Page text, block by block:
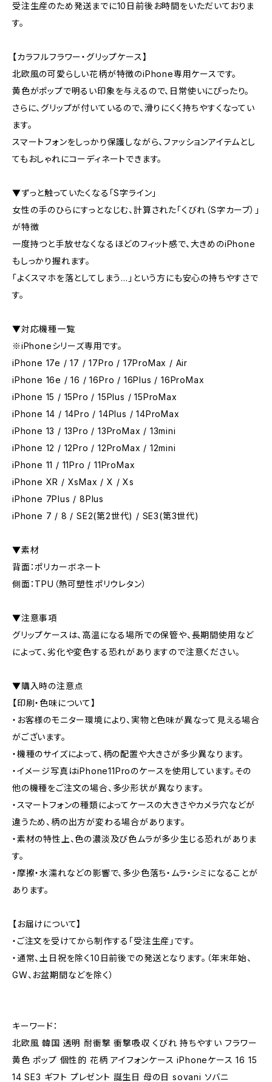
受注生産のため発送までに10日前後お時間をいただいておりま
す。
【カラフルフラワー・グリップケース】
北欧風の可愛らしい花柄が特徴のiPhone専用ケースです。
黄色がポップで明るい印象を与えるので、日常使いにぴったり。
さらに、グリップが付いているので、滑りにくく持ちやすくなってい
ます。
スマートフォンをしっかり保護しながら、ファッションアイテムとし
てもおしゃれにコーディネートできます。
▼ずっと触っていたくなる「S字ライン」
女性の手のひらにすっとなじむ、計算された「くびれ（S字カーブ）」
が特徴
一度持つと手放せなくなるほどのフィット感で、大きめのiPhone
もしっかり握れます。
「よくスマホを落としてしまう…」という方にも安心の持ちやすさで
す。
▼対応機種一覧
※iPhoneシリーズ専用です。
iPhone 17e / 17 / 17Pro / 17ProMax / Air
iPhone 16e / 16 / 16Pro / 16Plus / 16ProMax
iPhone 15 / 15Pro / 15Plus / 15ProMax
iPhone 14 / 14Pro / 14Plus / 14ProMax
iPhone 13 / 13Pro / 13ProMax / 13mini
iPhone 12 / 12Pro / 12ProMax / 12mini
iPhone 11 / 11Pro / 11ProMax
iPhone XR / XsMax / X / Xs
iPhone 7Plus / 8Plus
iPhone 7 / 8 / SE2(第2世代) / SE3(第3世代)
▼素材
背面：ポリカーボネート
側面：TPU（熱可塑性ポリウレタン）
▼注意事項
グリップケースは、高温になる場所での保管や、長期間使用など
によって、劣化や変色する恐れがありますので注意ください。
▼購入時の注意点
【印刷・色味について】
・お客様のモニター環境により、実物と色味が異なって見える場合
がございます。
・機種のサイズによって、柄の配置や大きさが多少異なります。
・イメージ写真はiPhone11Proのケースを使用しています。その
他の機種をご注文の場合、多少形状が異なります。
・スマートフォンの種類によってケースの大きさやカメラ穴などが
違うため、柄の出方が変わる場合があります。
・素材の特性上、色の濃淡及び色ムラが多少生じる恐れがありま
す。
・摩擦・水濡れなどの影響で、多少色落ち・ムラ・シミになることが
あります。
【お届けについて】
・ご注文を受けてから制作する「受注生産」です。
・通常、土日祝を除く10日前後での発送となります。（年末年始、
GW、お盆期間などを除く）
キーワード：
北欧風 韓国 透明 耐衝撃 衝撃吸収 くびれ 持ちやすい フラワー
黄色 ポップ 個性的 花柄 アイフォンケース iPhoneケース 16 15
14 SE3 ギフト プレゼント 誕生日 母の日 sovani ソバニ